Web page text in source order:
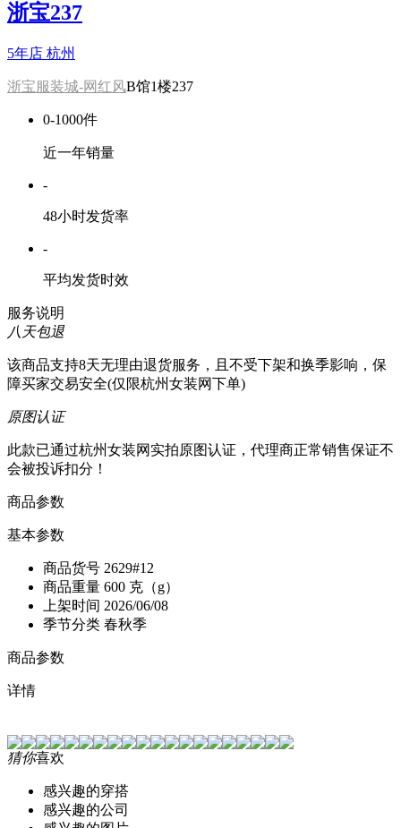
浙宝237
5年店 杭州
浙宝服装城-网红风B馆1楼237
0-1000件
近一年销量
-
48小时发货率
-
平均发货时效
服务说明
八天包退
该商品支持8天无理由退货服务，且不受下架和换季影响，保
障买家交易安全(仅限杭州女装网下单)
原图认证
此款已通过杭州女装网实拍原图认证，代理商正常销售保证不
会被投诉扣分！
商品参数
基本参数
商品货号 2629#12
商品重量 600 克（g）
上架时间 2026/06/08
季节分类 春秋季
商品参数
详情
猜你喜欢
感兴趣的穿搭
感兴趣的公司